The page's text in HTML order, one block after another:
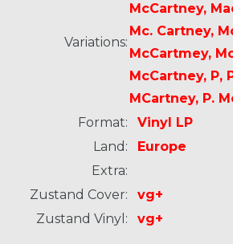
Variations:
McCartney,
Mc. Cartney,
McCartmey,
McCartney, P,
MCartney, P.
Format:
Vinyl LP
Land:
Europe
Extra:
Zustand Cover:
vg+
Zustand Vinyl:
vg+